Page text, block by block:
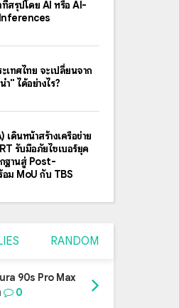
ที่สรุปโดย AI หรือ AI-
เทศไทย จะเปลี่ยนจาก
" ได้อย่างไร?
เดินหน้าสร้างเครือข่าย
รับมือภัยไซเบอร์ยุค
กฐานสู่ Post-
ม MoU กับ TBS
RANDOM
90s Pro Max
0